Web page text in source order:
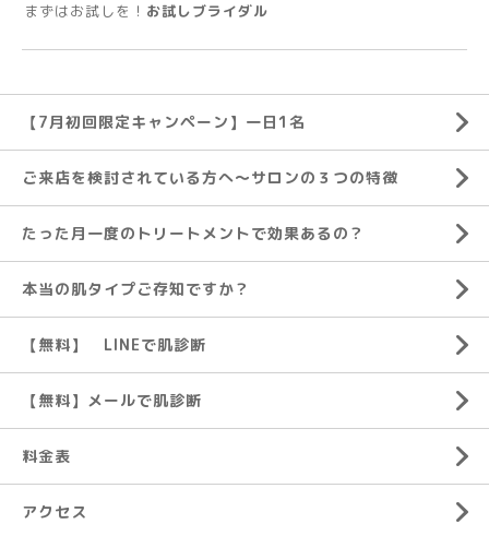
まずはお試しを！ お試しブライダル
【7月初回限定キャンペーン】一日1名
ご来店を検討されている方へ～サロンの３つの特徴
たった月一度のトリートメントで効果あるの？
本当の肌タイプご存知ですか？
【無料】 LINEで肌診断
【無料】メールで肌診断
料金表
アクセス